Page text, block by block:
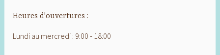
Heures d'ouvertures :
Lundi au mercredi : 9:00 - 18:00